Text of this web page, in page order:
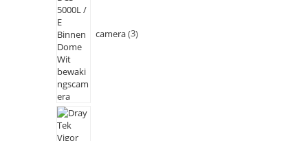
camera 3